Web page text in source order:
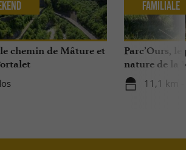
chemin de Mâture et
Parc’Ours,
nature de la
11,1 km
Familiale